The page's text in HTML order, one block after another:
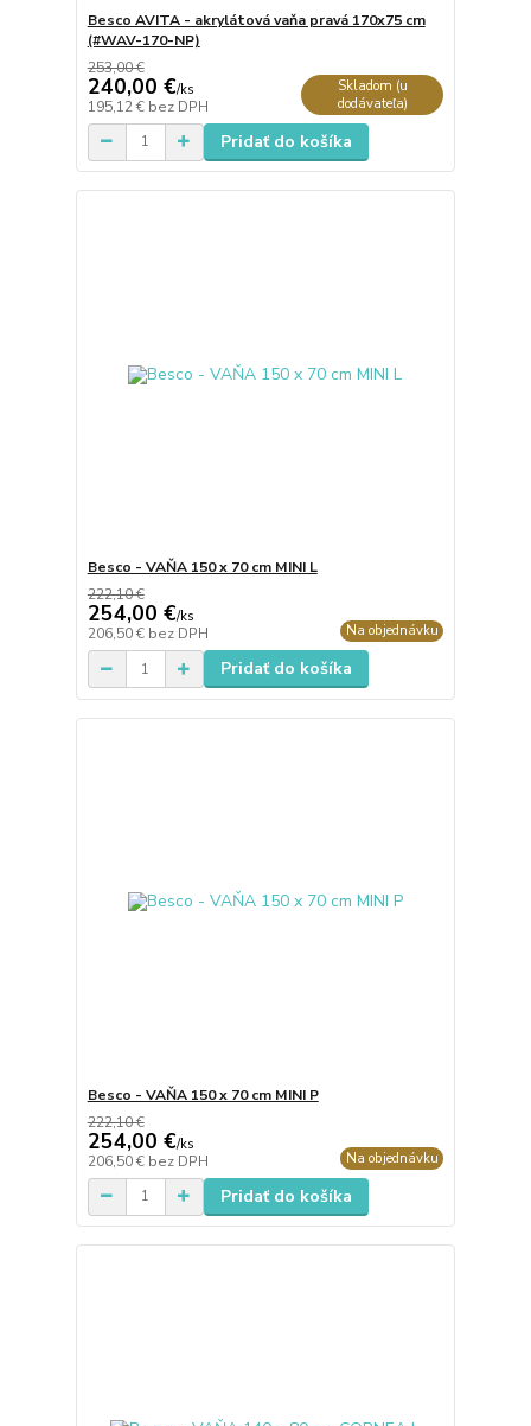
Besco AVITA - akrylátová vaňa pravá 170x75 cm
(#WAV-170-NP)
253,00 €
240,00 €/ks
195,12 € bez DPH
Skladom (u
dodávateľa)
Pridať do košíka
Besco - VAŇA 150 x 70 cm MINI L
222,10 €
254,00 €/ks
206,50 € bez DPH Na objednávku
Pridať do košíka
Besco - VAŇA 150 x 70 cm MINI P
222,10 €
254,00 €/ks
206,50 € bez DPH Na objednávku
Pridať do košíka